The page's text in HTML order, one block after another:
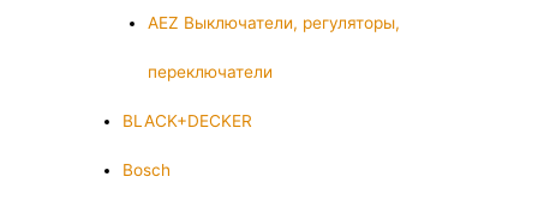
AEZ Выключатели, регуляторы,
переключатели
BLACK+DECKER
Bosch